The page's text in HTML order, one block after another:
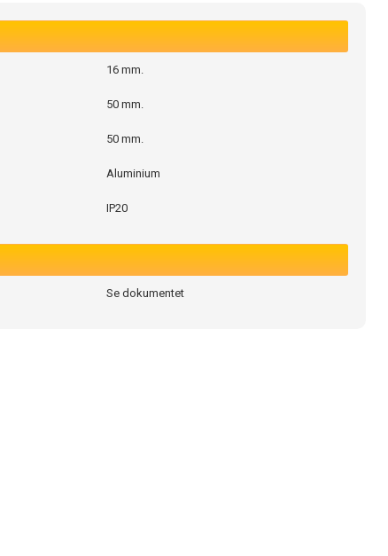
16 mm.
50 mm.
50 mm.
Aluminium
IP20
Se dokumentet